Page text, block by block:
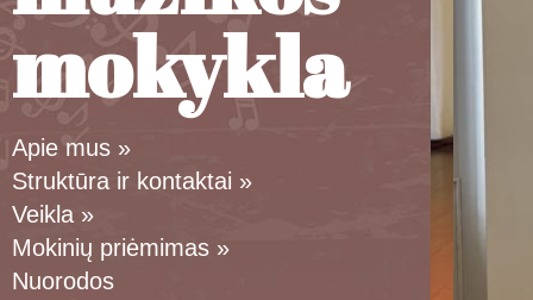
mokykla
Apie mus »
Struktūra ir kontaktai »
Veikla »
Mokinių priėmimas »
Nuorodos